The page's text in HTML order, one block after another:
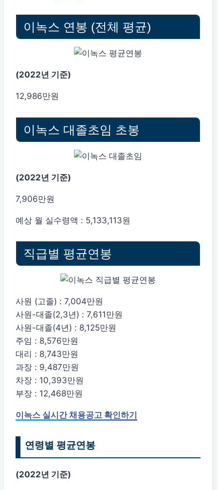
이녹스 연봉 (전체 평균)
(2022년 기준)
12,986만원
이녹스 대졸초임 초봉
(2022년 기준)
7,906만원
예상 월 실수령액 : 5,133,113원
직급별 평균연봉
사원 (고졸) : 7,004만원
사원-대졸(2,3년) : 7,611만원
사원-대졸(4년) : 8,125만원
주임 : 8,576만원
대리 : 8,743만원
과장 : 9,487만원
차장 : 10,393만원
부장 : 12,468만원
이녹스 실시간 채용공고 확인하기
연령별 평균연봉
(2022년 기준)